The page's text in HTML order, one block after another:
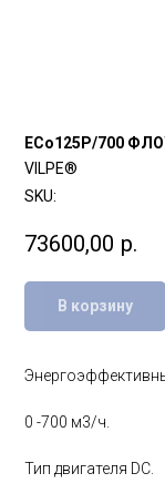
ECo125P/700
VILPE®
SKU:
73600,00 р.
В корзину
0 -700 м3/ч.
Тип двигателя DC.